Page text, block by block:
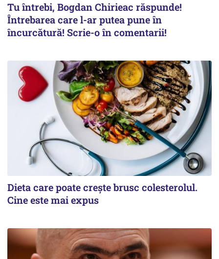
Tu întrebi, Bogdan Chirieac răspunde!
Întrebarea care l-ar putea pune în
încurcătură! Scrie-o în comentarii!
Dieta care poate crește brusc colesterolul.
Cine este mai expus